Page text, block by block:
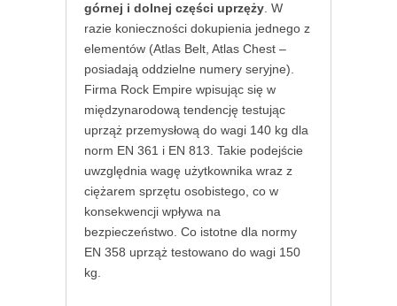
górnej i dolnej części uprzęży . W
razie konieczności dokupienia jednego z
elementów (Atlas Belt, Atlas Chest –
posiadają oddzielne numery seryjne).
Firma Rock Empire wpisując się w
międzynarodową tendencję testując
uprząż przemysłową do wagi 140 kg dla
norm EN 361 i EN 813. Takie podejście
uwzględnia wagę użytkownika wraz z
ciężarem sprzętu osobistego, co w
konsekwencji wpływa na
bezpieczeństwo. Co istotne dla normy
EN 358 uprząż testowano do wagi 150
kg.